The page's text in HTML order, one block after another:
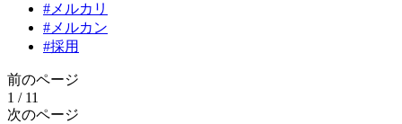
# メルカリ
# メルカン
#採用
前のページ
1 / 11
次のページ